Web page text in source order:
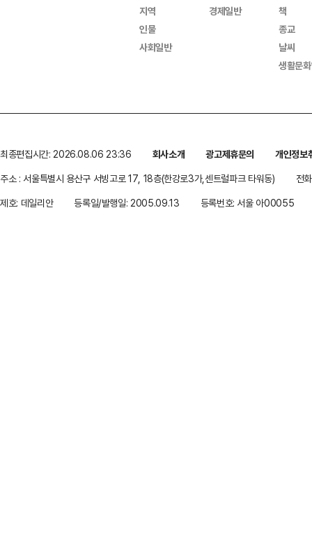
지역
인물
사회일반
경제일반
책
종교
날씨
생활문
최종편집시간: 2026.08.06 23:36 회사소개 광고제휴문의
개인정보
주소 : 서울특별시 용산구 서빙고로 17, 18층(한강로3가,센트럴파크 타워동)
전
제호: 데일리안
등록일/발행일: 2005.09.13 등록번호: 서울 아00055